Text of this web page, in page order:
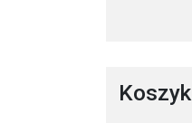
Koszyk